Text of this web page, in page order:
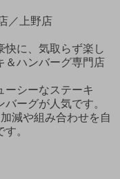
／上野店
快に、気取らず楽し
＆ハンバーグ専門店
ーシーなステーキ
ーグが人気です。
減や組み合わせを自
。